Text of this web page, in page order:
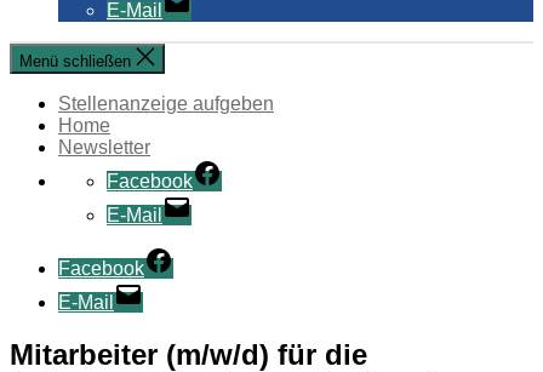
E-Mail
Menü schließen
Stellenanzeige aufgeben
Home
Newsletter
Facebook
E-Mail
Facebook
E-Mail
Mitarbeiter (m/w/d) für die